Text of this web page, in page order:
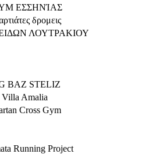
ΕΣΣΗΝΊΑΣ
δρομεις
ΛΟΥΤΡΑΚΙΟΥ
BAZ STELIZ
Villa Amalia
Cross Gym
Running Project